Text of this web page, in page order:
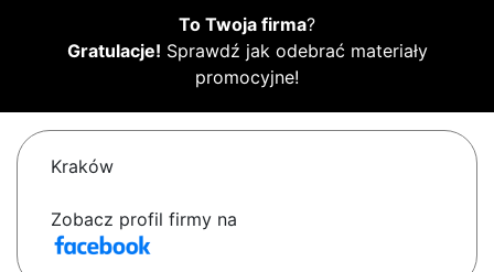
To Twoja firma?
Gratulacje! Sprawdź jak odebrać materiały
promocyjne!
Kraków
Zobacz profil firmy na